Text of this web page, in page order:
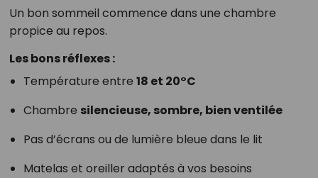
Un bon sommeil commence dans une chambre
propice au repos.
Les bons réflexes :
Température entre 18 et 20°C
Chambre silencieuse, sombre, bien ventilée
Pas d’écrans ou de lumière bleue dans le lit
Matelas et oreiller adaptés à vos besoins